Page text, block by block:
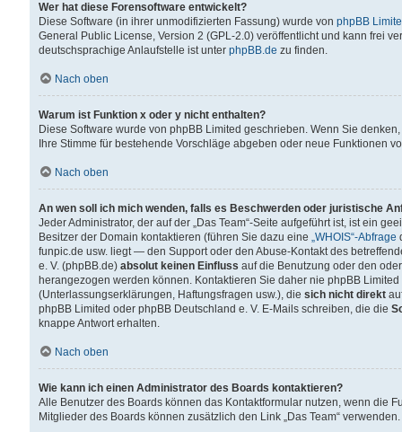
Wer hat diese Forensoftware entwickelt?
Diese Software (in ihrer unmodifizierten Fassung) wurde von phpBB
General Public License, Version 2 (GPL-2.0) veröffentlicht und kann frei
deutschsprachige Anlaufstelle ist unter phpBB.de zu finden.
Nach oben
Warum ist Funktion x oder y nicht enthalten?
Diese Software wurde von phpBB Limited geschrieben. Wenn Sie
Ihre Stimme für bestehende Vorschläge abgeben oder neue Funktionen
Nach oben
An wen soll ich mich wenden, falls es Beschwerden oder juristische
Jeder Administrator, der auf der „Das Team“-Seite aufgeführt ist, ist ein
Besitzer der Domain kontaktieren (führen Sie dazu eine „WHOIS“-Abfrage
funpic.de usw. liegt — den Support oder den Abuse-Kontakt des
e. V. (phpBB.de) absolut keinen Einfluss auf die Benutzung oder den
herangezogen werden können. Kontaktieren Sie daher nie phpBB
(Unterlassungserklärungen, Haftungsfragen usw.), die sich nicht direkt
phpBB Limited oder phpBB Deutschland e. V. E-Mails schreiben, die die
knappe Antwort erhalten.
Nach oben
Wie kann ich einen Administrator des Boards kontaktieren?
Alle Benutzer des Boards können das Kontaktformular nutzen, wenn die
Mitglieder des Boards können zusätzlich den Link „Das Team“ verwenden.